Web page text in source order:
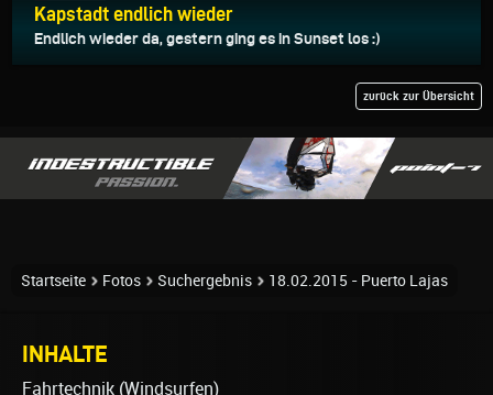
Kapstadt endlich wieder
Endlich wieder da, gestern ging es in Sunset los :)
zurück zur Übersicht
Startseite Fotos Suchergebnis 18.02.2015 - Puerto Lajas
INHALTE
Fahrtechnik (Windsurfen)